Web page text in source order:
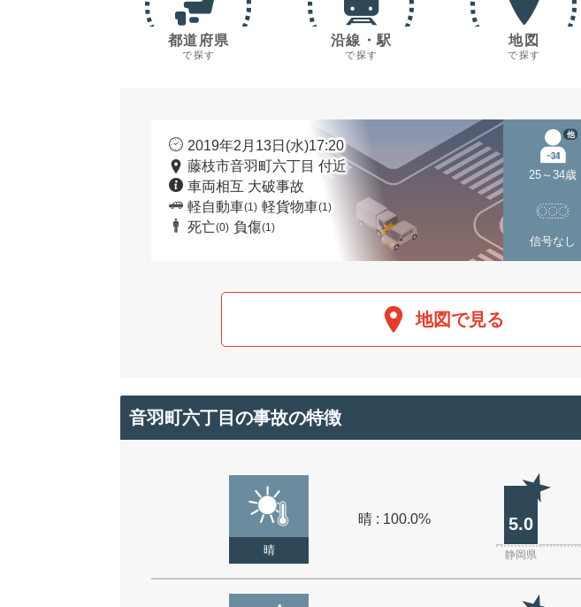
都道府県
で探す
沿線・駅
で探す
地図
で探す
2019年2月13日(水)17:20
藤枝市音羽町六丁目 付近
車両相互 大破事故
軽自動車(1) 軽貨物車(1)
死亡(0) 負傷(1)
25～34歳
他
信号なし
地図で見る
音羽町六丁目の事故の特徴
晴
晴 : 100.0% 5.0
静岡県